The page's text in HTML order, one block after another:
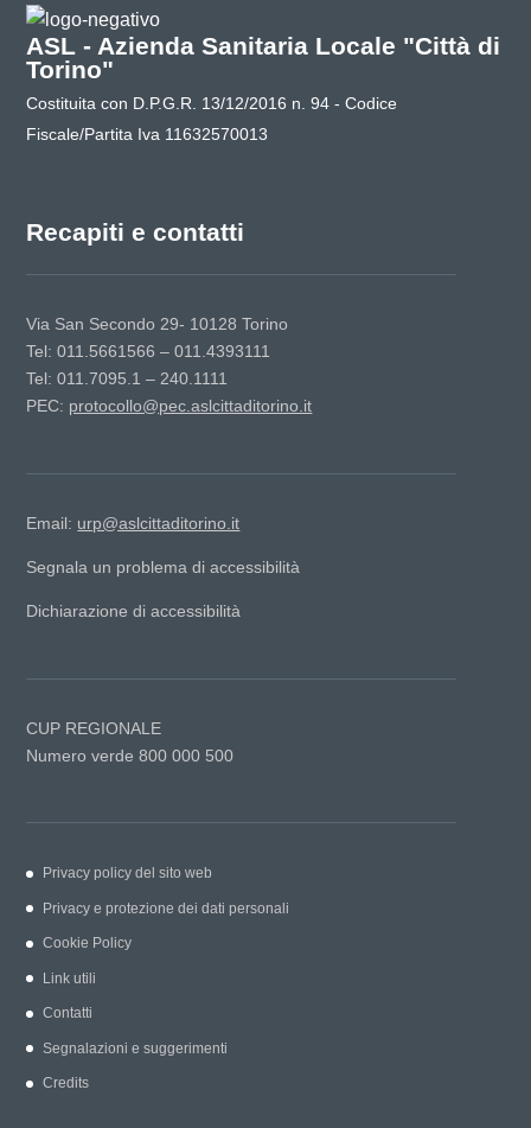
ASL - Azienda Sanitaria Locale "Città di
Torino"
Costituita con D.P.G.R. 13/12/2016 n. 94 - Codice
Fiscale/Partita Iva 11632570013
Recapiti e contatti
Via San Secondo 29- 10128 Torino
Tel: 011.5661566 – 011.4393111
Tel: 011.7095.1 – 240.1111
PEC: protocollo@pec.aslcittaditorino.it
Email: urp@aslcittaditorino.it
Segnala un problema di accessibilità
Dichiarazione di accessibilità
CUP REGIONALE
Numero verde 800 000 500
Privacy policy del sito web
Privacy e protezione dei dati personali
Cookie Policy
Link utili
Contatti
Segnalazioni e suggerimenti
Credits